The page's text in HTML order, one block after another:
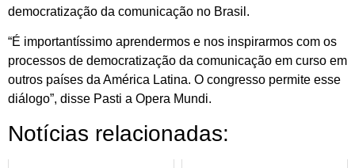
democratização da comunicação no Brasil.
“É importantíssimo aprendermos e nos inspirarmos com os
processos de democratização da comunicação em curso em
outros países da América Latina. O congresso permite esse
diálogo”, disse Pasti a Opera Mundi.
Notícias relacionadas: